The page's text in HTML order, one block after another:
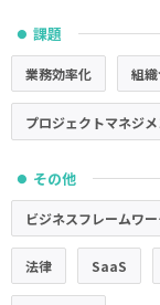
● 課題
業務効率化 組
プロジェクトマネジ
● その他
ビジネスフレームワー
法律 SaaS